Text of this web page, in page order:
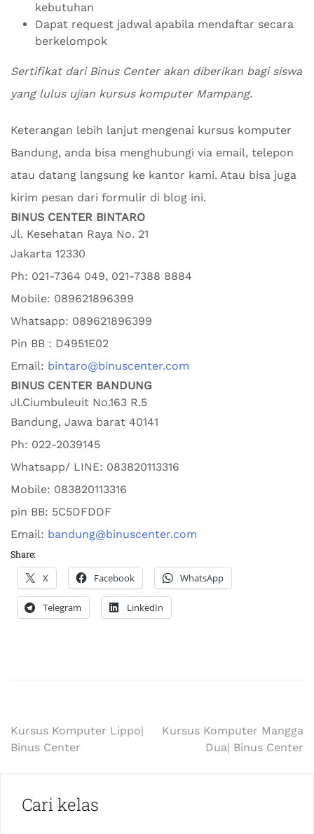
kebutuhan
Dapat request jadwal apabila mendaftar secara
berkelompok
Sertifikat dari Binus Center akan diberikan bagi siswa
yang lulus ujian kursus komputer Mampang.
Keterangan lebih lanjut mengenai kursus komputer
Bandung, anda bisa menghubungi via email, telepon
atau datang langsung ke kantor kami. Atau bisa juga
kirim pesan dari formulir di blog ini.
BINUS CENTER BINTARO
Jl. Kesehatan Raya No. 21
Jakarta 12330
Ph: 021-7364 049, 021-7388 8884
Mobile: 089621896399
Whatsapp: 089621896399
Pin BB : D4951E02
Email: bintaro@binuscenter.com
BINUS CENTER BANDUNG
Jl.Ciumbuleuit No.163 R.5
Bandung, Jawa barat 40141
Ph: 022-2039145
Whatsapp/ LINE: 083820113316
Mobile: 083820113316
pin BB: 5C5DFDDF
Email: bandung@binuscenter.com
Share:
X Facebook WhatsApp
Telegram LinkedIn
Kursus Komputer Lippo|
Binus Center
Kursus Komputer Mangga
Dua| Binus Center
Cari kelas